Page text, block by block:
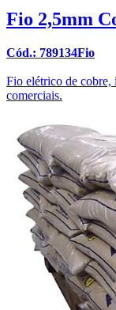
Fio 2,5mm
Cód.: 789134Fio
Fio elétrico de cobre,
comerciais.